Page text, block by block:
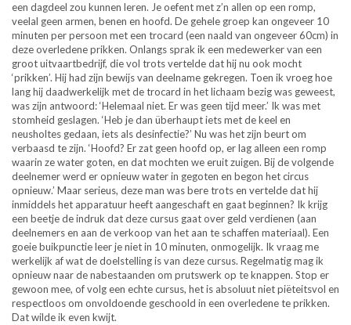
een dagdeel zou kunnen leren. Je oefent met z’n allen op een romp,
veelal geen armen, benen en hoofd. De gehele groep kan ongeveer 10
minuten per persoon met een trocard (een naald van ongeveer 60cm) in
deze overledene prikken. Onlangs sprak ik een medewerker van een
groot uitvaartbedrijf, die vol trots vertelde dat hij nu ook mocht
‘prikken’. Hij had zijn bewijs van deelname gekregen. Toen ik vroeg hoe
lang hij daadwerkelijk met de trocard in het lichaam bezig was geweest,
was zijn antwoord: ‘Helemaal niet. Er was geen tijd meer.’ Ik was met
stomheid geslagen. ‘Heb je dan überhaupt iets met de keel en
neusholtes gedaan, iets als desinfectie?’ Nu was het zijn beurt om
verbaasd te zijn. ‘Hoofd? Er zat geen hoofd op, er lag alleen een romp
waarin ze water goten, en dat mochten we eruit zuigen. Bij de volgende
deelnemer werd er opnieuw water in gegoten en begon het circus
opnieuw.’ Maar serieus, deze man was bere trots en vertelde dat hij
inmiddels het apparatuur heeft aangeschaft en gaat beginnen? Ik krijg
een beetje de indruk dat deze cursus gaat over geld verdienen (aan
deelnemers en aan de verkoop van het aan te schaffen materiaal). Een
goeie buikpunctie leer je niet in 10 minuten, onmogelijk. Ik vraag me
werkelijk af wat de doelstelling is van deze cursus. Regelmatig mag ik
opnieuw naar de nabestaanden om prutswerk op te knappen. Stop er
gewoon mee, of volg een echte cursus, het is absoluut niet piëteitsvol en
respectloos om onvoldoende geschoold in een overledene te prikken.
Dat wilde ik even kwijt.